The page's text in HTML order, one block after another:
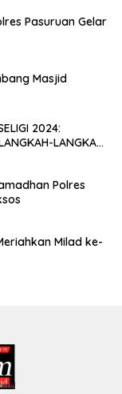
Pasuruan Gelar
Masjid
2024:
LANGKAH
Polres
Milad ke-